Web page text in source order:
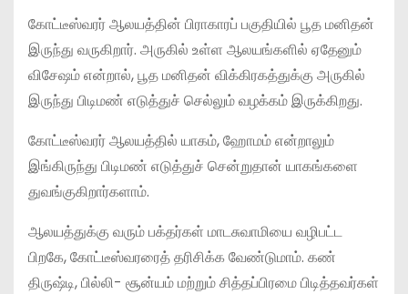
கோட்டீஸ்வரர் ஆலயத்தின் பிராகாரப் பகுதியில் பூத மனிதன்
இருந்து வருகிறார். அருகில் உள்ள ஆலயங்களில் ஏதேனும்
விசேஷம் என்றால், பூத மனிதன் விக்கிரகத்துக்கு அருகில்
இருந்து பிடிமண் எடுத்துச் செல்லும் வழக்கம் இருக்கிறது.
கோட்டீஸ்வரர் ஆலயத்தில் யாகம், ஹோமம் என்றாலும்
இங்கிருந்து பிடிமண் எடுத்துச் சென்றுதான் யாகங்களை
துவங்குகிறார்களாம்.
ஆலயத்துக்கு வரும் பக்தர்கள் மாடசுவாமியை வழிபட்ட
பிறகே, கோட்டீஸ்வரரைத் தரிசிக்க வேண்டுமாம். கண்
திருஷ்டி, பில்லி- சூன்யம் மற்றும் சித்தப்பிரமை பிடித்தவர்கள்